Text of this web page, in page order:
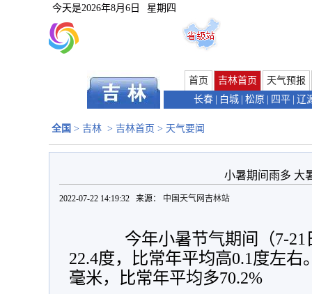
今天是2026年8月6日 星期四
首页 吉林首页
天气预报
长春
白城 松原 四平 辽
全国 > 吉林 > 吉林首页 > 天气要闻
小暑期间雨多 大
2022-07-22 14:19:32 来源： 中国天气网吉林站
今年小暑节气期间（7-21
22.4度，比常年平均高0.1度左右
毫米，比常年平均多70.2%